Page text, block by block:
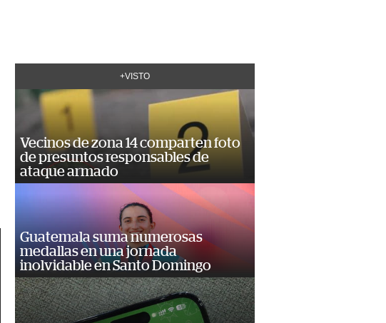
+VISTO
Vecinos de zona 14 comparten foto
de presuntos responsables de
ataque armado
Guatemala suma numerosas
medallas en una jornada
inolvidable en Santo Domingo